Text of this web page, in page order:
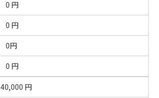
0 円
0 円
0円
0 円
40,000 円